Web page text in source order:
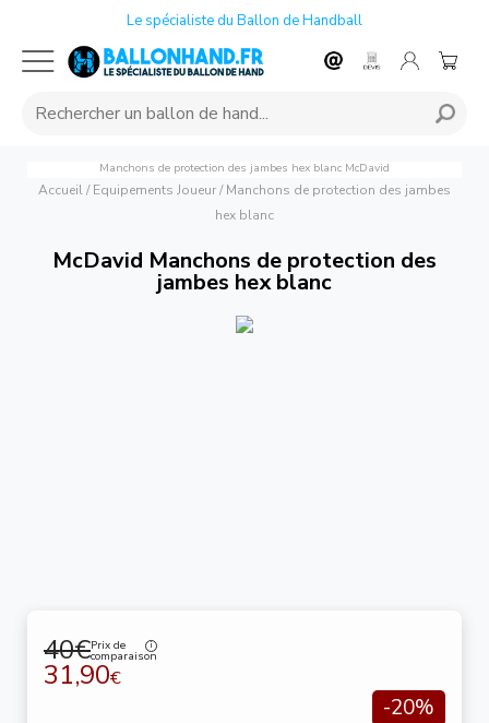
Le spécialiste du Ballon de Handball
Manchons de protection des jambes hex blanc McDavid
Accueil/ Equipements Joueur/ Manchons de protection des jambes
hex blanc
McDavid Manchons de protection des
jambes hex blanc
40€Prix de
comparaison
31,90€
-20%